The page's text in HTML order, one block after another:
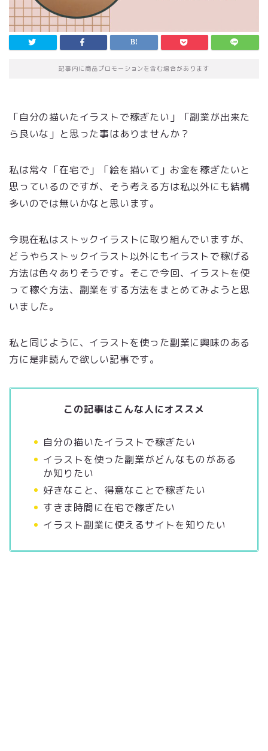
記事内に商品プロモーションを含む場合があります
「自分の描いたイラストで稼ぎたい」「副業が出来た
ら良いな」と思った事はありませんか？
私は常々「在宅で」「絵を描いて」お金を稼ぎたいと
思っているのですが、そう考える方は私以外にも結構
多いのでは無いかなと思います。
今現在私はストックイラストに取り組んでいますが、
どうやらストックイラスト以外にもイラストで稼げる
方法は色々ありそうです。そこで今回、イラストを使
って稼ぐ方法、副業をする方法をまとめてみようと思
いました。
私と同じように、イラストを使った副業に興味のある
方に是非読んで欲しい記事です。
この記事はこんな人にオススメ
自分の描いたイラストで稼ぎたい
イラストを使った副業がどんなものがある
か知りたい
好きなこと、得意なことで稼ぎたい
すきま時間に在宅で稼ぎたい
イラスト副業に使えるサイトを知りたい